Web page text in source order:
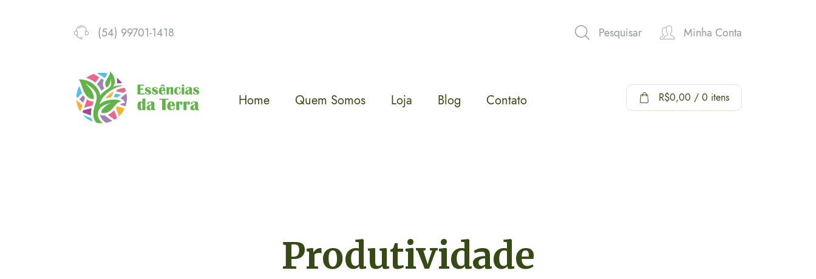
(54) 99701-1418 Pesquisar Minha Conta
Home Quem Somos Loja Blog Contato R$0,00 / 0 itens
Produtividade